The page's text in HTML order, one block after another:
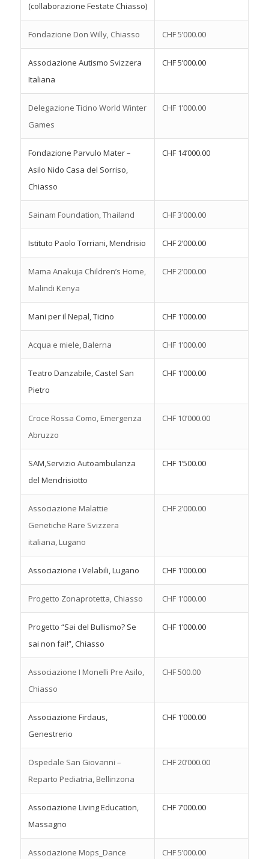
(collaborazione Festate Chiasso)
Fondazione Don Willy, Chiasso CHF 5’000.00
Associazione Autismo Svizzera
Italiana
CHF 5’000.00
Delegazione Ticino World Winter
Games
CHF 1’000.00
Fondazione Parvulo Mater –
Asilo Nido Casa del Sorriso,
Chiasso
CHF 14’000.00
Sainam Foundation, Thailand CHF 3’000.00
Istituto Paolo Torriani, Mendrisio CHF 2’000.00
Mama Anakuja Children’s Home,
Malindi Kenya
CHF 2’000.00
Mani per il Nepal, Ticino CHF 1’000.00
Acqua e miele, Balerna CHF 1’000.00
Teatro Danzabile, Castel San
Pietro
CHF 1’000.00
Croce Rossa Como, Emergenza
Abruzzo
CHF 10’000.00
SAM,Servizio Autoambulanza
del Mendrisiotto
CHF 1’500.00
Associazione Malattie
Genetiche Rare Svizzera
italiana, Lugano
CHF 2’000.00
Associazione i Velabili, Lugano CHF 1’000.00
Progetto Zonaprotetta, Chiasso CHF 1’000.00
Progetto “Sai del Bullismo? Se
sai non fai!”, Chiasso
CHF 1’000.00
Associazione I Monelli Pre Asilo,
Chiasso
CHF 500.00
Associazione Firdaus,
Genestrerio
CHF 1’000.00
Ospedale San Giovanni –
Reparto Pediatria, Bellinzona
CHF 20’000.00
Associazione Living Education,
Massagno
CHF 7’000.00
Associazione Mops_Dance
CHF 5’000.00